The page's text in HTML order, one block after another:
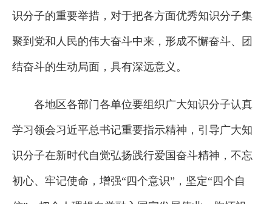
识分子的重要举措，对于把各方面优秀知识分子集
聚到党和人民的伟大奋斗中来，形成不懈奋斗、团
结奋斗的生动局面，具有深远意义。
各地区各部门各单位要组织广大知识分子认真
学习领会习近平总书记重要指示精神，引导广大知
识分子在新时代自觉弘扬践行爱国奋斗精神，不忘
初心、牢记使命，增强“四个意识”，坚定“四个自